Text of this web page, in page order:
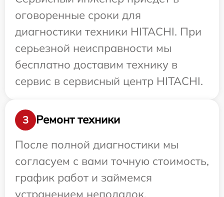
оговоренные сроки для
диагностики техники HITACHI. При
серьезной неисправности мы
бесплатно доставим технику в
сервис в сервисный центр HITACHI.
3
Ремонт техники
После полной диагностики мы
согласуем с вами точную стоимость,
график работ и займемся
устранением неполадок.